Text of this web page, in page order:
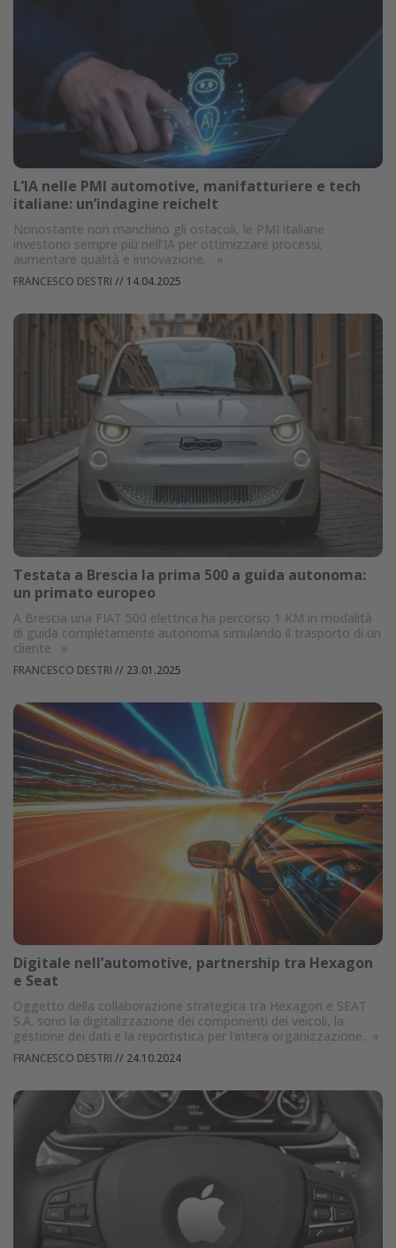
L’IA nelle PMI automotive, manifatturiere e tech
italiane: un’indagine reichelt
Nonostante non manchino gli ostacoli, le PMI italiane
investono sempre più nell’IA per ottimizzare processi,
aumentare qualità e innovazione.
»
FRANCESCO DESTRI // 14.04.2025
Testata a Brescia la prima 500 a guida autonoma:
un primato europeo
A Brescia una FIAT 500 elettrica ha percorso 1 KM in modalità
di guida completamente autonoma simulando il trasporto di un
cliente. »
FRANCESCO DESTRI // 23.01.2025
Digitale nell’automotive, partnership tra Hexagon
e Seat
Oggetto della collaborazione strategica tra Hexagon e SEAT
S.A. sono la digitalizzazione dei componenti dei veicoli, la
gestione dei dati e la reportistica per l'intera organizzazione. »
FRANCESCO DESTRI // 24.10.2024